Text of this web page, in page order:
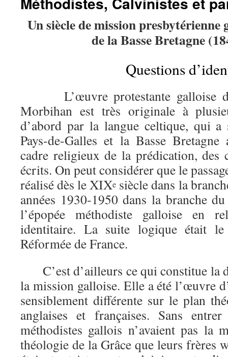
Un siècle de mission
de la Basse Bretagne
Questions
L’œuvre protestante galloise
Morbihan est très originale à
d’abord par la langue celtique, qui
Pays-de-Galles et la Basse
cadre religieux de la prédication, des
écrits. On peut considérer que le
réalisé dès le XIXe siècle dans la
années 1930-1950 dans la branche
l’épopée méthodiste galloise en
identitaire. La suite logique était
Réformée de France.
C’est d’ailleurs ce qui constitue la
la mission galloise. Elle a été l’œuvre
sensiblement différente sur le plan
anglaises et françaises. Sans
méthodistes gallois n’avaient pas la
théologie de la Grâce que leurs frères